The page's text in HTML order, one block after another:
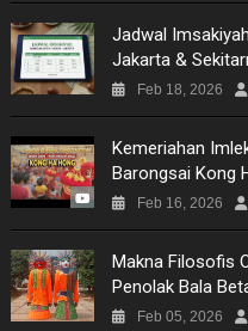
Jadwal
Jakarta &
Feb 18, 2026
Kemeriahan
Barongsai Kong
Feb 16, 2026
Makna Filosofis
Penolak Bala
Feb 05, 2026